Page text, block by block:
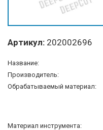
Артикул: 202002696
Название:
Производитель:
Обрабатываемый материал:
Материал инструмента: